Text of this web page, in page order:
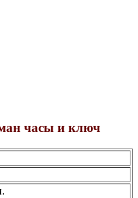
часы и ключ